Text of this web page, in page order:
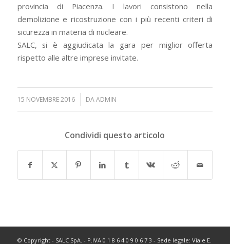
provincia di Piacenza. I lavori consistono nella
demolizione e ricostruzione con i più recenti criteri di
sicurezza in materia di nucleare.
SALC, si è aggiudicata la gara per miglior offerta
rispetto alle altre imprese invitate.
15 NOVEMBRE 2016
/ DAADMIN
Condividi questo articolo
© Copyright - SALC SpA. - P.IVA 0 1 8 6 4 0 9 0 6 7 3 - Sede legale: Viale E.